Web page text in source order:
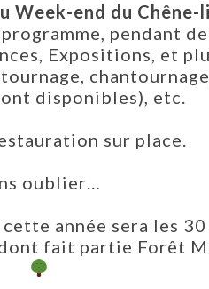
Week-end du Chêne-
programme, pendant
Expositions, et
disponibles), etc.
sur place.
oublier…
année sera les 30
fait partie Forêt